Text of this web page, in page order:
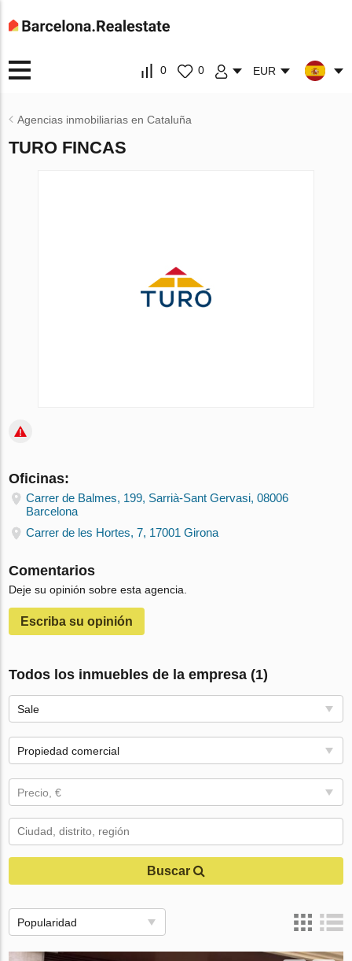
0 0 EUR
Agencias inmobiliarias en Cataluña
TURO FINCAS
Oficinas:
Carrer de Balmes, 199, Sarrià-Sant Gervasi, 08006
Barcelona
Carrer de les Hortes, 7, 17001 Girona
Comentarios
Deje su opinión sobre esta agencia.
Escriba su opinión
Todos los inmuebles de la empresa (1)
Sale
Propiedad comercial
Precio, €
Buscar
Popularidad